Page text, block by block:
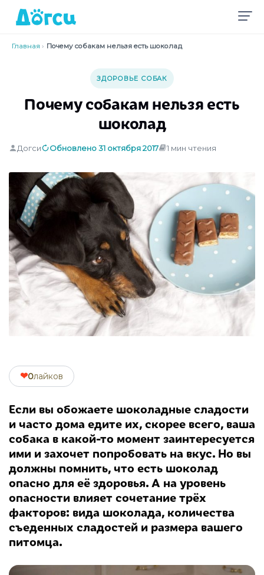
Главная › Почему собакам нельзя есть шоколад
ЗДОРОВЬЕ СОБАК
Почему собакам нельзя есть
шоколад
Догси Обновлено 31 октября 2017 1 мин чтения
❤0лайков
Если вы обожаете шоколадные сладости
и часто дома едите их, скорее всего, ваша
собака в какой-то момент заинтересуется
ими и захочет попробовать на вкус. Но вы
должны помнить, что есть шоколад
опасно для её здоровья. А на уровень
опасности влияет сочетание трёх
факторов: вида шоколада, количества
съеденных сладостей и размера вашего
питомца.